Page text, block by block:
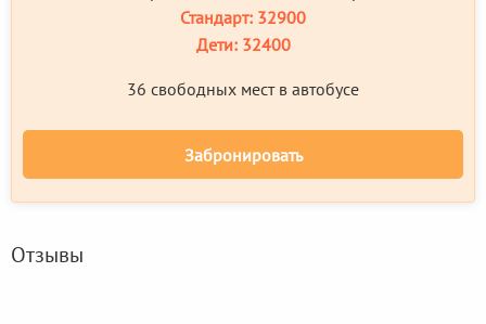
Стандарт: 32900
Дети:32400
36 свободных мест в автобусе
Забронировать
Отзывы